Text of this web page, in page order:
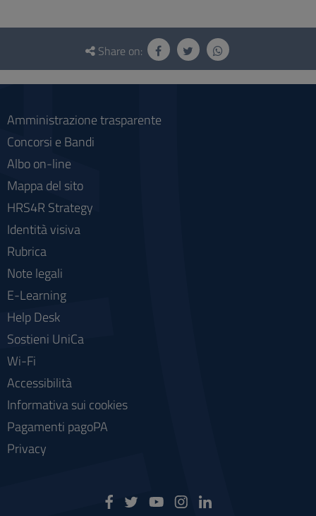
Questionnaire
social
Share on:
Amministrazione trasparente
Concorsi e Bandi
Albo on-line
Mappa del sito
HRS4R Strategy
Identità visiva
Rubrica
Note legali
E-Learning
Help Desk
Sostieni UniCa
Wi-Fi
Accessibilità
Informativa sui cookies
Pagamenti pagoPA
Privacy